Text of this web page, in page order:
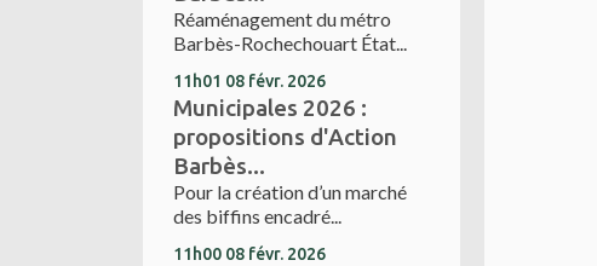
Réaménagement du métro
Barbès-Rochechouart État...
11h01 08 févr. 2026
Municipales 2026 :
propositions d'Action
Barbès...
Pour la création d’un marché
des biffins encadré...
11h00 08 févr. 2026